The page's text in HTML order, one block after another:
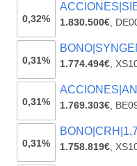
0,32% 1.830.500€,
0,31% 1.774.494€,
0,31% 1.769.303€,
0,31% 1.758.819€,